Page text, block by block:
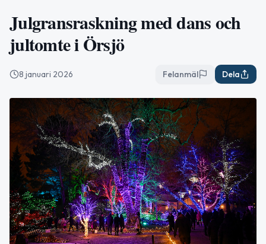
Julgransraskning med dans och
jultomte i Örsjö
8 januari 2026 Felanmäl Dela